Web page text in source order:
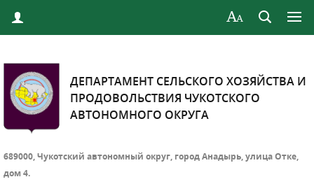
ДЕПАРТАМЕНТ СЕЛЬСКОГО ХОЗЯЙСТВА И
ПРОДОВОЛЬСТВИЯ ЧУКОТСКОГО
АВТОНОМНОГО ОКРУГА
689000, Чукотский автономный округ, город Анадырь, улица Отке,
дом 4.